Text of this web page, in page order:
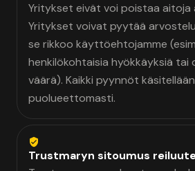
Yritykset eivät voi poistaa aitoja
Yritykset voivat pyytää
se rikkoo käyttöehtojamme
henkilökohtaisia hyökkäyksiä tai
väärä). Kaikki pyynnöt käsitellään
puolueettomasti.
Trustmaryn sitoumus